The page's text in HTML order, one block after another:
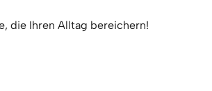
die Ihren Alltag bereichern!